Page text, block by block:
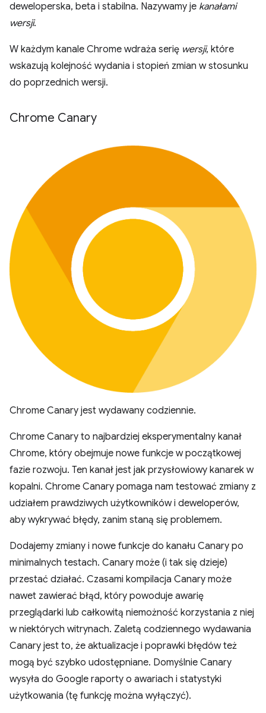
deweloperska, beta i stabilna. Nazywamy je kanałami
wersji.
W każdym kanale Chrome wdraża serię wersji, które
wskazują kolejność wydania i stopień zmian w stosunku
do poprzednich wersji.
Chrome Canary
Chrome Canary jest wydawany codziennie.
Chrome Canary to najbardziej eksperymentalny kanał
Chrome, który obejmuje nowe funkcje w początkowej
fazie rozwoju. Ten kanał jest jak przysłowiowy kanarek w
kopalni. Chrome Canary pomaga nam testować zmiany z
udziałem prawdziwych użytkowników i deweloperów,
aby wykrywać błędy, zanim staną się problemem.
Dodajemy zmiany i nowe funkcje do kanału Canary po
minimalnych testach. Canary może (i tak się dzieje)
przestać działać. Czasami kompilacja Canary może
nawet zawierać błąd, który powoduje awarię
przeglądarki lub całkowitą niemożność korzystania z niej
w niektórych witrynach. Zaletą codziennego wydawania
Canary jest to, że aktualizacje i poprawki błędów też
mogą być szybko udostępniane. Domyślnie Canary
wysyła do Google raporty o awariach i statystyki
użytkowania (tę funkcję można wyłączyć).